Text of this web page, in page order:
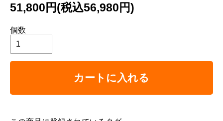
51,800円(税込56,980円)
個数
カートに入れる